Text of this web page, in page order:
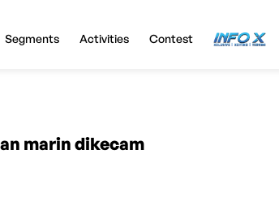
Segments Activities Contest InfoX
marin dikecam